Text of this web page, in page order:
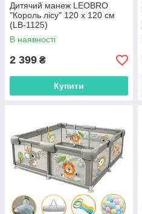
Дитячий манеж LEOBRO
"Король лісу" 120 x 120 см
(LB-1125)
В наявності
2 399 ₴
Купити